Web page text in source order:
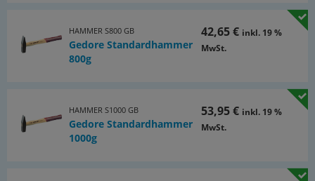
HAMMER S800 GB
Gedore Standardhammer
800g
42,65 € inkl. 19 %
MwSt.
HAMMER S1000 GB
Gedore Standardhammer
1000g
53,95 € inkl. 19 %
MwSt.